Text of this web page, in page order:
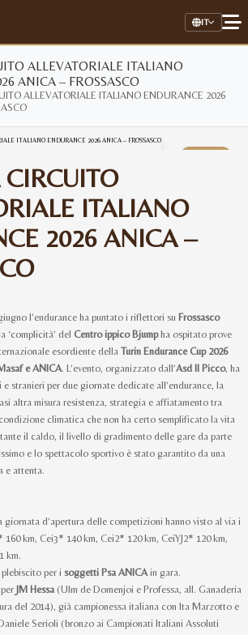
IT
ALLEVATORIALE ITALIANO
ANICA – FROSSASCO
ALLEVATORIALE ITALIANO ENDURANCE 2026
ITALIANO
2026 ANICA –
l’endurance ha puntato i riflettori su Frossasco
‘complicità’ del Centro ippico Bjumpha ospitato prove
esordiente della Turin Endurance Cup 2026
e ANICA. L’evento, organizzato dall’Asd Il Picco, ha
stranieri per due giornate dedicate all’endurance, la
altra misura resistenza, strategia e affiatamento tra
climatica che non ha certo semplificato la vita
il caldo, il livello di gradimento delle gare da parte
e lo spettacolo sportivo è stato garantito da una
e attenta.
d’apertura delle competizioni hanno visto al via i
km, Cei3* 140 km, Cei2* 120 km, CeiYJ2* 120 km,
km.
per i soggetti Psa ANICAin gara.
JM Hessa (Ulm de Domenjoi e Professa, all. Ganaderia
del 2014), già campionessa italiana con Ita Marzotto e
Serioli (bronzo ai Campionati Italiani Assoluti